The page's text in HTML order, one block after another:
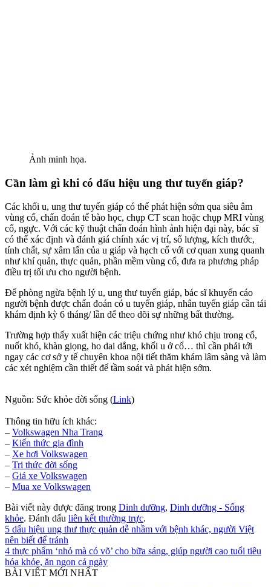
Ảnh minh họa.
Cần làm gì khi có dấu hiệu ung thư tuyến giáp?
Các khối u, ung thư tuyến giáp có thể phát hiện sớm qua siêu âm
vùng cổ, chẩn đoán tế bào học, chụp CT scan hoặc chụp MRI vùng
cổ, ngực. Với các kỹ thuật chẩn đoán hình ảnh hiện đại này, bác sĩ
có thể xác định và đánh giá chính xác vị trí, số lượng, kích thước,
tính chất, sự xâm lấn của u giáp và hạch cổ với cơ quan xung quanh
như khí quản, thực quản, phần mềm vùng cổ, đưa ra phương pháp
điều trị tối ưu cho người bệnh.
Để phòng ngừa bệnh lý u, ung thư tuyến giáp, bác sĩ khuyến cáo
người bệnh được chẩn đoán có u tuyến giáp, nhân tuyến giáp cần tái
khám định kỳ 6 tháng/ lần để theo dõi sự những bất thường.
Trường hợp thấy xuất hiện các triệu chứng như khó chịu trong cổ,
nuốt khó, khàn giọng, ho dai dẳng, khối u ở cổ… thì cần phải tới
ngay các cơ sở y tế chuyên khoa nội tiết thăm khám lâm sàng và làm
các xét nghiệm cần thiết để tầm soát và phát hiện sớm.
Nguồn: Sức khỏe đời sống (Link)
Thông tin hữu ích khác:
– Volkswagen Nha Trang
– Kiến thức gia đình
– Xe hơi Volkswagen
– Tri thức đời sống
– Giá xe Volkswagen
– Mua xe Volkswagen
Bài viết này được đăng trong Dinh dưỡng, Dinh dưỡng - Sống
khỏe. Đánh dấu liên kết thường trực.
5 dấu hiệu ung thư thực quản dễ nhầm với bệnh khác, người Việt
nên biết để tránh
4 thực phẩm ‘nhỏ mà có võ’ cho bữa sáng, giúp người cao tuổi tiêu
hóa khỏe, ăn ngon cả ngày
BÀI VIẾT MỚI NHẤT